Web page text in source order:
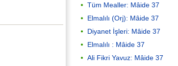
Tüm Mealler: Mâide 37
Elmalılı (Orj): Mâide 37
Diyanet İşleri: Mâide 37
Elmalılı : Mâide 37
Ali Fikri Yavuz: Mâide 37